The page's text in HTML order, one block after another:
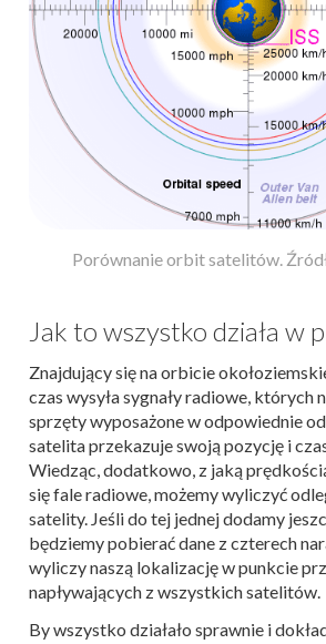
Porównanie orbit satelitów.
Jak to wszystko działa w
Znajdujący się na orbicie
czas wysyła sygnały radiowe, których
sprzęty wyposażone w odpowiednie
satelita przekazuje swoją pozycję i czas
Wiedząc, dodatkowo, z jaką
się fale radiowe, możemy wyliczyć
satelity. Jeśli do tej jednej dodamy
będziemy pobierać dane z czterech
wyliczy naszą lokalizację w punkcie
napływających z wszystkich satelitów.
By wszystko działało sprawnie i